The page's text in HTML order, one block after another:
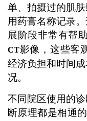
单、拍摄过的肌
用药膏名称记录
展阶段非常有帮
CT影像，这些客
经济负担和时间
况。
不同院区使用的
断原理都是相通的